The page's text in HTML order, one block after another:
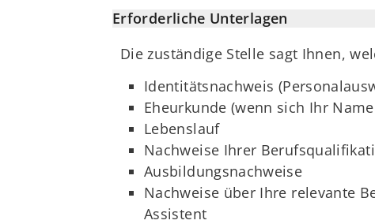
Erforderliche Unterlagen
Die zuständige Stelle sagt Ihnen,
Identitätsnachweis
Eheurkunde (wenn sich Ihr
Lebenslauf
Nachweise Ihrer
Ausbildungsnachweise
Nachweise über Ihre relevante
Assistent